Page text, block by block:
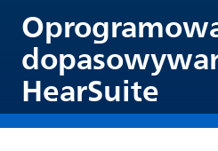
HearSuite